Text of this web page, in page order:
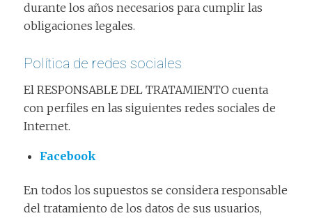
durante los años necesarios para cumplir las
obligaciones legales.
Política de redes sociales
El RESPONSABLE DEL TRATAMIENTO cuenta
con perfiles en las siguientes redes sociales de
Internet.
Facebook
En todos los supuestos se considera responsable
del tratamiento de los datos de sus usuarios,